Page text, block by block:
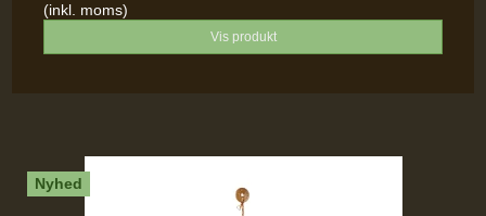
(inkl. moms)
Vis produkt
Nyhed